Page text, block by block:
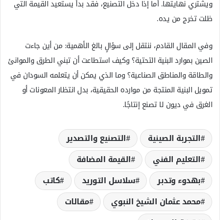
ويشتري نهايتها. أما إذا دخل التصنيع، فقد بدأ يستعيد القيمة التي
ظلت تخرج من يده.
وفي المقال القادم، ننتقل إلى سؤالٍ بالغ الأهمية: من أين جاءت
الصين بموارد البنية التحتية؟ وكيف استطاعت أن تبني الطرق والموانئ
والطاقة والمناطق الصناعية؟ وما الذي يمكن أن يتعلمه السودان في
تمويل البنية المنتجة من موارده الحقيقية، بدل انتظار المعونات أو
الغرق في ديون لا تصنع إنتاجًا.
التجربة الصينية
التصنيع والتصدير
التعليم الفني
القيمة المضافة
بهدوء وتدبر
سلاسل التوريد
كاتب
محمد عثمان الشيخ النبوي
مقالات